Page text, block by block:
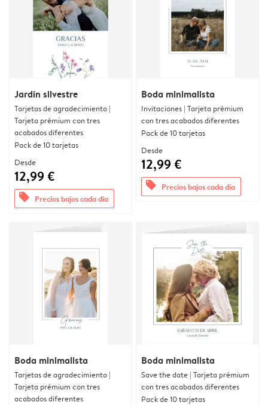
Jardín silvestre
Tarjetas de agradecimiento |
Tarjeta prémium con tres
acabados diferentes
Pack de 10 tarjetas
Desde
12,99 €
offers Precios bajos cada día
Boda minimalista
Invitaciones | Tarjeta prémium
con tres acabados diferentes
Pack de 10 tarjetas
Desde
12,99 €
offers Precios bajos cada día
Boda minimalista
Tarjetas de agradecimiento |
Tarjeta prémium con tres
acabados diferentes
Boda minimalista
Save the date | Tarjeta prémium
con tres acabados diferentes
Pack de 10 tarjetas